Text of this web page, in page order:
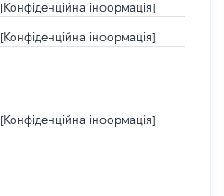
[Конфіденційна інформація]
[Конфіденційна інформація]
[Конфіденційна інформація]